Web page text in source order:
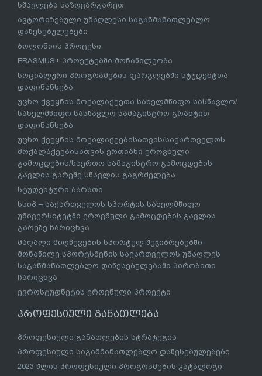
სწავლება საზღვარგარეთ
ავტორიზებული უმაღლესი საგანმანათლებლო
დაწესებულებები
ბოლონიის პროცესი
ERASMUS+ პროექტებში მონაწილეობა
სოციალური პროგრამების ფარგლებში სტუდენტთა
დაფინანსება
უცხო ქვეყნის მოქალაქეეთა სახელმწიფო სასწავლო/
სახელმწიფო სასწავლო სამაგისტრო გრანტით
დაფინანსება
უცხო ქვეყნის მოქალაქეებისათვის/საქართველოს
მოქალაქეებისათვის ერთიანი ეროვნული
გამოცდების/საერთო სამაგისტრო გამოცდების
გავლის გარეშე სწავლის გაგრძელება
სტუდენტური ბარათი
სსიპ – საქართველოს სპორტის სახელმწიფო
უნივერსიტეტში ეროვნული გამოცდების გავლის
გარეშე ჩარიცხვა
მაღალი მიღწევების სპორტულ შეჯიბრებებში
მონაწილე სპორტსმენის საქართველოს უმაღლეს
საგანმანათლებლო დაწესებულებაში პირობითი
ჩარიცხვა
ევროსტუდნეტის ეროვნული პროექტი
პროფესიული განათლება
პროფესიული განათლების სტრატეგია
პროფესიული საგანმანათლებლო დაწესებულებები
2023 წლის პროფესიული პროგრამების კატალოგი